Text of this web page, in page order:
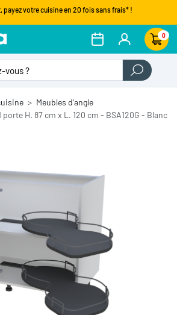
payez votre cuisine en 20 fois sans frais* !
0
Meubles d'angle
porte H. 87 cm x L. 120 cm - BSA120G - Blanc